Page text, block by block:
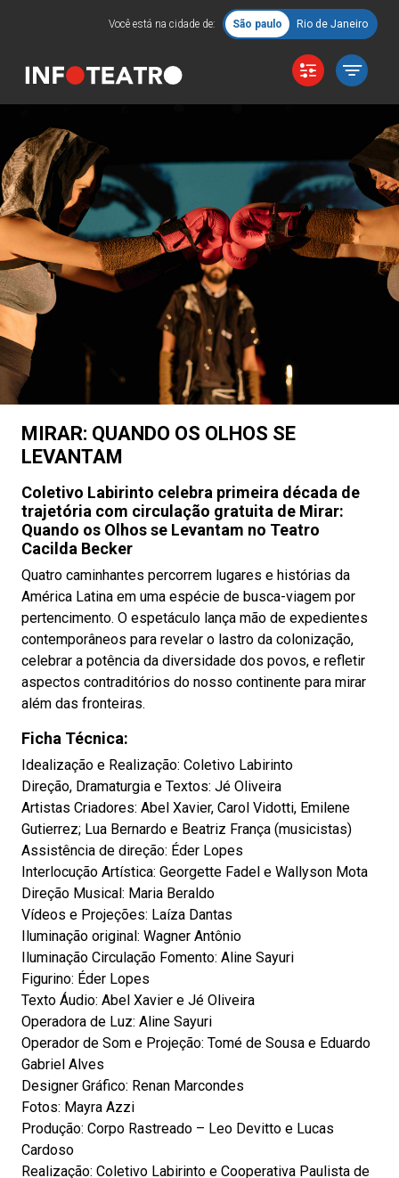
Você está na cidade de: São paulo Rio de Janeiro
MIRAR: QUANDO OS OLHOS SE
LEVANTAM
Coletivo Labirinto celebra primeira década de
trajetória com circulação gratuita de Mirar:
Quando os Olhos se Levantam no Teatro
Cacilda Becker
Quatro caminhantes percorrem lugares e histórias da
América Latina em uma espécie de busca-viagem por
pertencimento. O espetáculo lança mão de expedientes
contemporâneos para revelar o lastro da colonização,
celebrar a potência da diversidade dos povos, e refletir
aspectos contraditórios do nosso continente para mirar
além das fronteiras.
Ficha Técnica:
Idealização e Realização: Coletivo Labirinto
Direção, Dramaturgia e Textos: Jé Oliveira
Artistas Criadores: Abel Xavier, Carol Vidotti, Emilene
Gutierrez; Lua Bernardo e Beatriz França (musicistas)
Assistência de direção: Éder Lopes
Interlocução Artística: Georgette Fadel e Wallyson Mota
Direção Musical: Maria Beraldo
Vídeos e Projeções: Laíza Dantas
Iluminação original: Wagner Antônio
Iluminação Circulação Fomento: Aline Sayuri
Figurino: Éder Lopes
Texto Áudio: Abel Xavier e Jé Oliveira
Operadora de Luz: Aline Sayuri
Operador de Som e Projeção: Tomé de Sousa e Eduardo
Gabriel Alves
Designer Gráfico: Renan Marcondes
Fotos: Mayra Azzi
Produção: Corpo Rastreado – Leo Devitto e Lucas
Cardoso
Realização: Coletivo Labirinto e Cooperativa Paulista de